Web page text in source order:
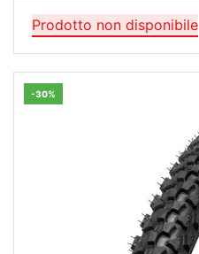
Prodotto non disponibile
-30%